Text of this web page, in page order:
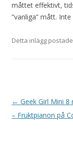
måttet effektivt,
”vanliga” mått.
Detta inlägg
I
n
← Geek Girl Mini 8
– Fruktpianon på